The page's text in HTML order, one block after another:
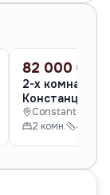
ПРОДАЖА
82 000 €
2-х комнатная
Констанце
Constanta
2 комн.
40 м²